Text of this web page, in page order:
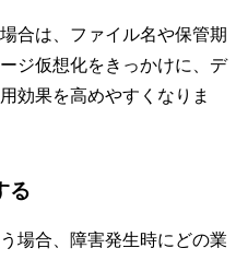
合は、ファイル名や保管期
ジ仮想化をきっかけに、デ
効果を高めやすくなりま
る
場合、障害発生時にどの業